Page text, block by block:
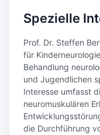
Spezielle
Prof. Dr. Steffen
für
Behandlung
und Jugendlichen
Interesse umfasst
neuromuskulären
die Durchführung